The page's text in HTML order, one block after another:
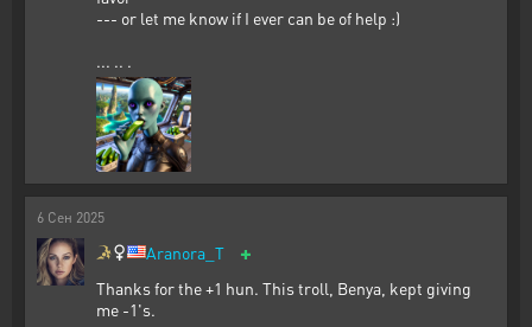
--- or let me know if I ever can be of help :)
... .. .
6 Сен 2025
Aranora_T +
Thanks for the +1 hun. This troll, Benya, kept giving
me -1's.